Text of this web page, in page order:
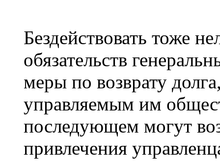
Бездействовать тоже
обязательств
меры по возврату
управляемым им
последующем могут
привлечения